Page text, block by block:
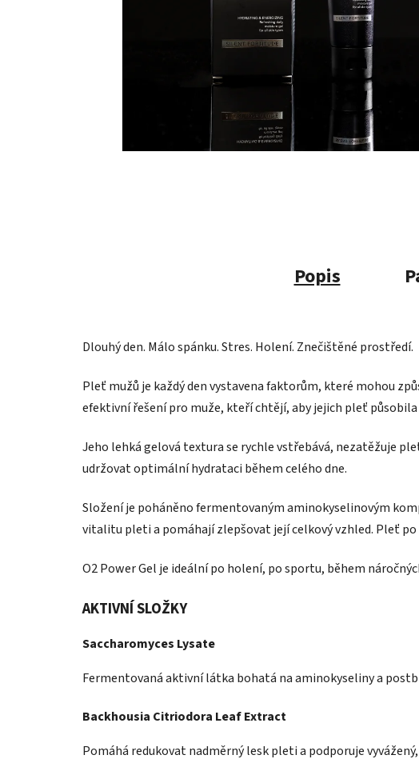
Popis
Dlouhý den. Málo spánku. Stres. Holení. Znečištěné prostředí.
Pleť mužů je každý den vystavena faktorům, které mohou
efektivní řešení pro muže, kteří chtějí, aby jejich pleť působila
Jeho lehká gelová textura se rychle vstřebává, nezatěžuje
udržovat optimální hydrataci během celého dne.
Složení je poháněno fermentovaným aminokyselinovým
vitalitu pleti a pomáhají zlepšovat její celkový vzhled. Pleť
O2 Power Gel je ideální po holení, po sportu, během
AKTIVNÍ SLOŽKY
Saccharomyces Lysate
Fermentovaná aktivní látka bohatá na aminokyseliny a
Backhousia Citriodora Leaf Extract
Pomáhá redukovat nadměrný lesk pleti a podporuje